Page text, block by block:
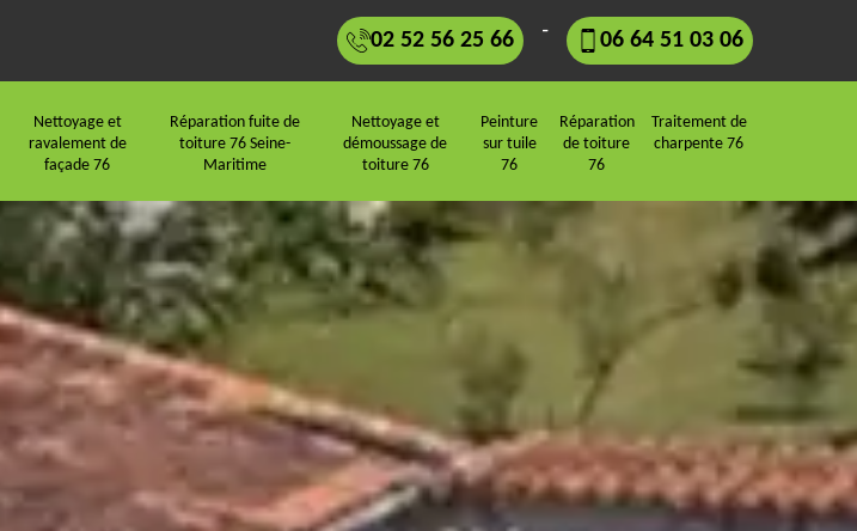
02 52 56 25 66 - 06 64 51 03 06
Nettoyage et
ravalement de
façade 76
Réparation fuite de
toiture 76 Seine-
Maritime
Nettoyage et
démoussage de
toiture 76
Peinture
sur tuile
76
Réparation
de toiture
76
Traitement de
charpente 76